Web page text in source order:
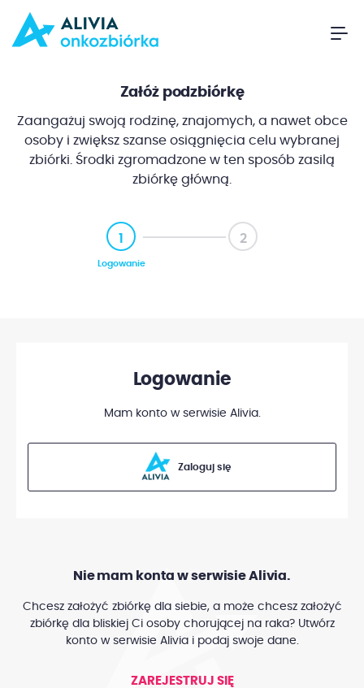
Załóż podzbiórkę
Zaangażuj swoją rodzinę, znajomych, a nawet obce
osoby i zwiększ szanse osiągnięcia celu wybranej
zbiórki. Środki zgromadzone w ten sposób zasilą
zbiórkę główną.
1
Logowanie
2
Logowanie
Mam konto w serwisie Alivia.
Zaloguj się
Nie mam konta w serwisie Alivia.
Chcesz założyć zbiórkę dla siebie, a może chcesz założyć
zbiórkę dla bliskiej Ci osoby chorującej na raka? Utwórz
konto w serwisie Alivia i podaj swoje dane.
ZAREJESTRUJ SIĘ